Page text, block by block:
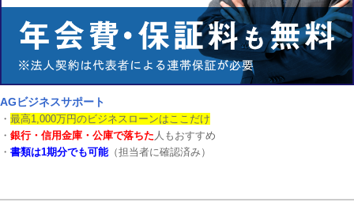
AGビジネスサポート
・ 最高1,000万円のビジネスローンはここだけ
・ 銀行・信用金庫・公庫で落ちた 人もおすすめ
・ 書類は1期分でも可能 （担当者に確認済み）